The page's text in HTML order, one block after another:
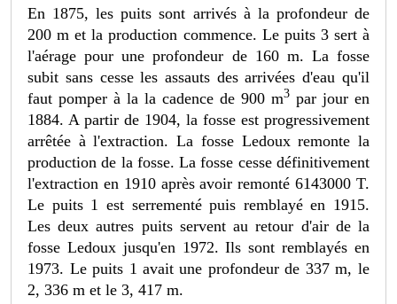
En 1875, les puits sont arrivés à la profondeur de
200 m et la production commence. Le puits 3 sert à
l'aérage pour une profondeur de 160 m. La fosse
subit sans cesse les assauts des arrivées d'eau qu'il
faut pomper à la la cadence de 900 m3par jour en
1884. A partir de 1904, la fosse est progressivement
arrêtée à l'extraction. La fosse Ledoux remonte la
production de la fosse. La fosse cesse définitivement
l'extraction en 1910 après avoir remonté 6143000 T.
Le puits 1 est serrementé puis remblayé en 1915.
Les deux autres puits servent au retour d'air de la
fosse Ledoux jusqu'en 1972. Ils sont remblayés en
1973. Le puits 1 avait une profondeur de 337 m, le
2, 336 m et le 3, 417 m.